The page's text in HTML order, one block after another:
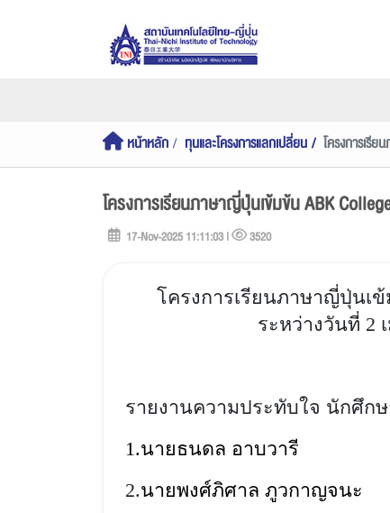
หน้าหลัก ทุนและโครงการแลกเปลี่ยน โครงการเรี
โครงการเรียนภาษาญี่ปุ่นเข้มข้น ABK
17-Nov-2025 11:11:03 | 3520
โครงการเรียนภาษาญี่ปุ่นเข้
ระหว่างวันที่ 2
รายงานความประทับใจ นักศึก
1.นายธนดล อาบวารี
2.นายพงศ์ภิศาล ภูวกาญจนะ